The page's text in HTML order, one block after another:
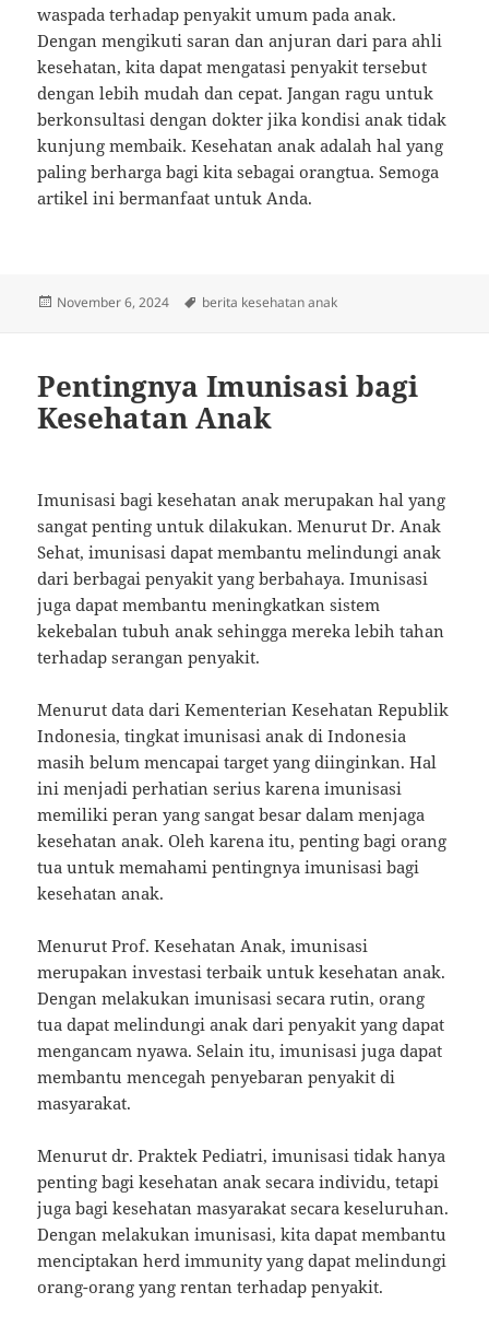
waspada terhadap penyakit umum pada anak.
Dengan mengikuti saran dan anjuran dari para ahli
kesehatan, kita dapat mengatasi penyakit tersebut
dengan lebih mudah dan cepat. Jangan ragu untuk
berkonsultasi dengan dokter jika kondisi anak tidak
kunjung membaik. Kesehatan anak adalah hal yang
paling berharga bagi kita sebagai orangtua. Semoga
artikel ini bermanfaat untuk Anda.
Posted
November 6, 2024 Tags
berita kesehatan anak
Pentingnya Imunisasi bagi
Kesehatan Anak
Imunisasi bagi kesehatan anak merupakan hal yang
sangat penting untuk dilakukan. Menurut Dr. Anak
Sehat, imunisasi dapat membantu melindungi anak
dari berbagai penyakit yang berbahaya. Imunisasi
juga dapat membantu meningkatkan sistem
kekebalan tubuh anak sehingga mereka lebih tahan
terhadap serangan penyakit.
Menurut data dari Kementerian Kesehatan Republik
Indonesia, tingkat imunisasi anak di Indonesia
masih belum mencapai target yang diinginkan. Hal
ini menjadi perhatian serius karena imunisasi
memiliki peran yang sangat besar dalam menjaga
kesehatan anak. Oleh karena itu, penting bagi orang
tua untuk memahami pentingnya imunisasi bagi
kesehatan anak.
Menurut Prof. Kesehatan Anak, imunisasi
merupakan investasi terbaik untuk kesehatan anak.
Dengan melakukan imunisasi secara rutin, orang
tua dapat melindungi anak dari penyakit yang dapat
mengancam nyawa. Selain itu, imunisasi juga dapat
membantu mencegah penyebaran penyakit di
masyarakat.
Menurut dr. Praktek Pediatri, imunisasi tidak hanya
penting bagi kesehatan anak secara individu, tetapi
juga bagi kesehatan masyarakat secara keseluruhan.
Dengan melakukan imunisasi, kita dapat membantu
menciptakan herd immunity yang dapat melindungi
orang-orang yang rentan terhadap penyakit.